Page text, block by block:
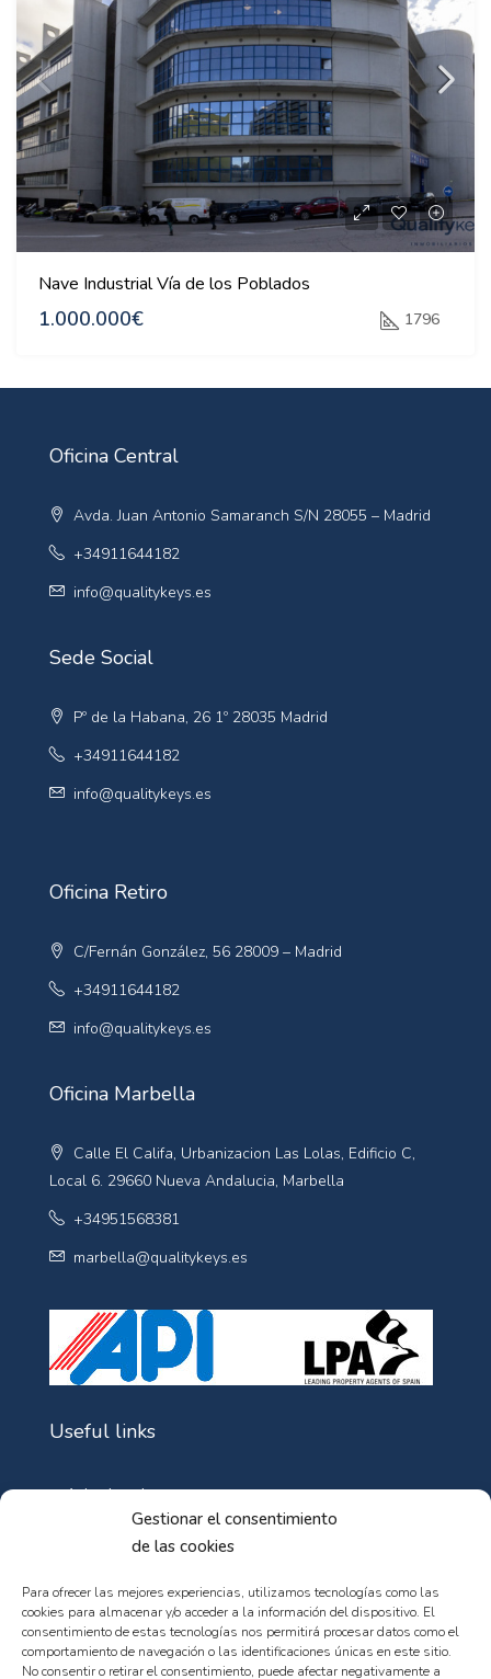
Gestionar el consentimiento
de las cookies
Para ofrecer las mejores experiencias, utilizamos tecnologías como las
cookies para almacenar y/o acceder a la información del dispositivo. El
consentimiento de estas tecnologías nos permitirá procesar datos como el
comportamiento de navegación o las identificaciones únicas en este sitio.
No consentir o retirar el consentimiento, puede afectar negativamente a
Nave Industrial Vía de los Poblados
1.000.000€ 1796
Oficina Central
Avda. Juan Antonio Samaranch S/N 28055 – Madrid
+34911644182
info@qualitykeys.es
Sede Social
Pº de la Habana, 26 1º 28035 Madrid
+34911644182
info@qualitykeys.es
Oficina Retiro
C/Fernán González, 56 28009 – Madrid
+34911644182
info@qualitykeys.es
Oficina Marbella
Calle El Califa, Urbanizacion Las Lolas, Edificio C,
Local 6. 29660 Nueva Andalucia, Marbella
+34951568381
marbella@qualitykeys.es
Useful links
Aviso Legal
Política de Cookies